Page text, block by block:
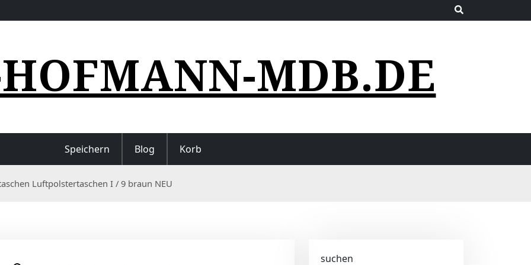
MDB.DE
Speichern Blog Korb
Luftpolstertaschen I / 9 braun NEU
suchen